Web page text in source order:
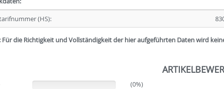
(HS):
Für die Richtigkeit und Vollständigkeit der hier aufgeführten Daten wird
(0%)